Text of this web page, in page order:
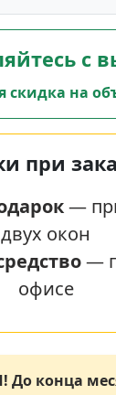
с
скидка на
при
—
двух окон
—
офисе
До конца